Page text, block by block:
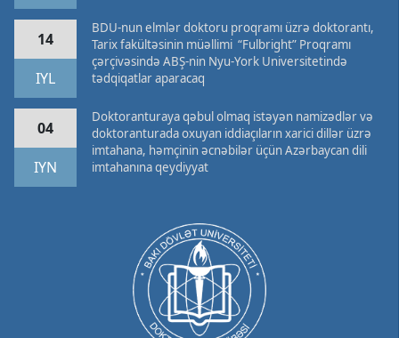
14
IYL
BDU-nun elmlər doktoru proqramı üzrə doktorantı,
Tarix fakültəsinin müəllimi “Fulbright” Proqramı
çərçivəsində ABŞ-nin Nyu-York Universitetində
tədqiqatlar aparacaq
04
IYN
Doktoranturaya qəbul olmaq istəyən namizədlər və
doktoranturada oxuyan iddiaçıların xarici dillər üzrə
imtahana, həmçinin əcnəbilər üçün Azərbaycan dili
imtahanına qeydiyyat